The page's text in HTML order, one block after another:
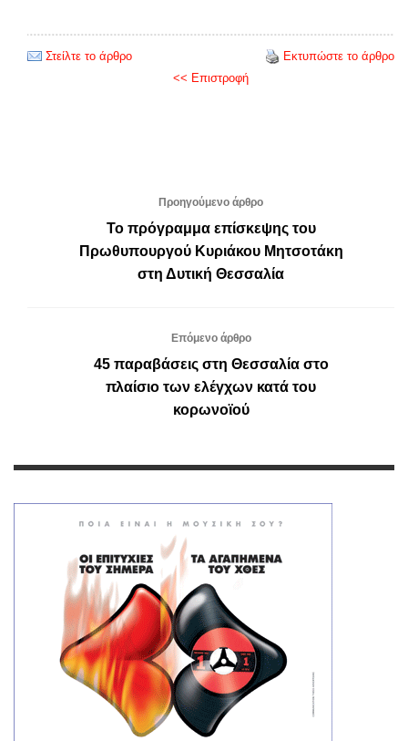
Στείλτε το άρθρο
Εκτυπώστε το άρθρο
<< Επιστροφή
Προηγούμενο άρθρο
Το πρόγραμμα επίσκεψης του
Πρωθυπουργού Κυριάκου Μητσοτάκη
στη Δυτική Θεσσαλία
Επόμενο άρθρο
45 παραβάσεις στη Θεσσαλία στο
πλαίσιο των ελέγχων κατά του
κορωνοϊού